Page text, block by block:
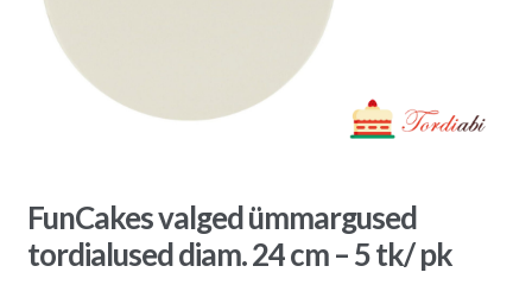
FunCakes valged ümmargused
tordialused diam. 24 cm – 5 tk/ pk